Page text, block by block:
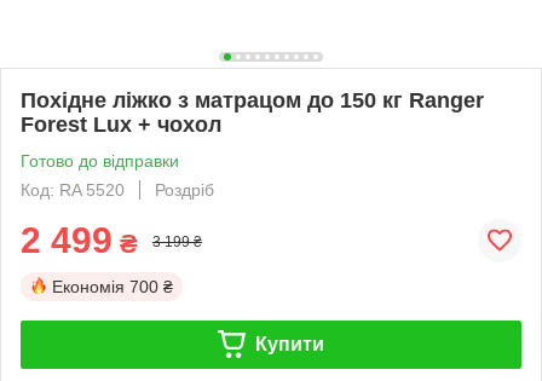
Похідне ліжко з матрацом до 150 кг Ranger
Forest Lux + чохол
Готово до відправки
Код: RA 5520
Роздріб
2 499 ₴ 3 199 ₴
Економія 700 ₴
Купити